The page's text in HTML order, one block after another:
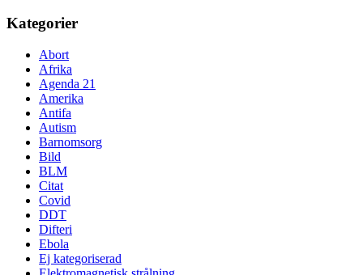
Kategorier
Abort
Afrika
Agenda 21
Amerika
Antifa
Autism
Barnomsorg
Bild
BLM
Citat
Covid
DDT
Difteri
Ebola
Ej kategoriserad